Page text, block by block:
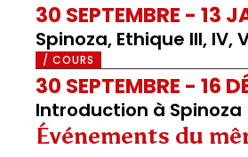
30 SEPTEMBRE - 13
Spinoza, Ethique III, IV,
/ COURS
30 SEPTEMBRE - 16
Introduction à Spinoza
Événements du